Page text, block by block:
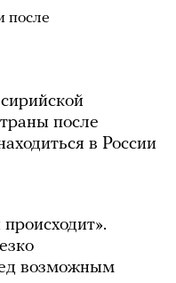
после
после
в России
возможным